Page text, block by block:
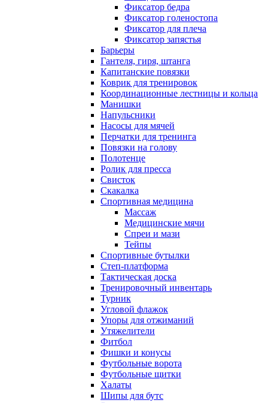
Фиксатор бедра
Фиксатор голеностопа
Фиксатор для плеча
Фиксатор запястья
Барьеры
Гантеля, гиря, штанга
Капитанские повязки
Коврик для тренировок
Координационные лестницы и кольца
Манишки
Напульсники
Насосы для мячей
Перчатки для тренинга
Повязки на голову
Полотенце
Ролик для пресса
Свисток
Скакалка
Спортивная медицина
Массаж
Медицинские мячи
Спреи и мази
Тейпы
Спортивные бутылки
Степ-платформа
Тактическая доска
Тренировочный инвентарь
Турник
Угловой флажок
Упоры для отжиманий
Утяжелители
Фитбол
Фишки и конусы
Футбольные ворота
Футбольные щитки
Халаты
Шипы для бутс